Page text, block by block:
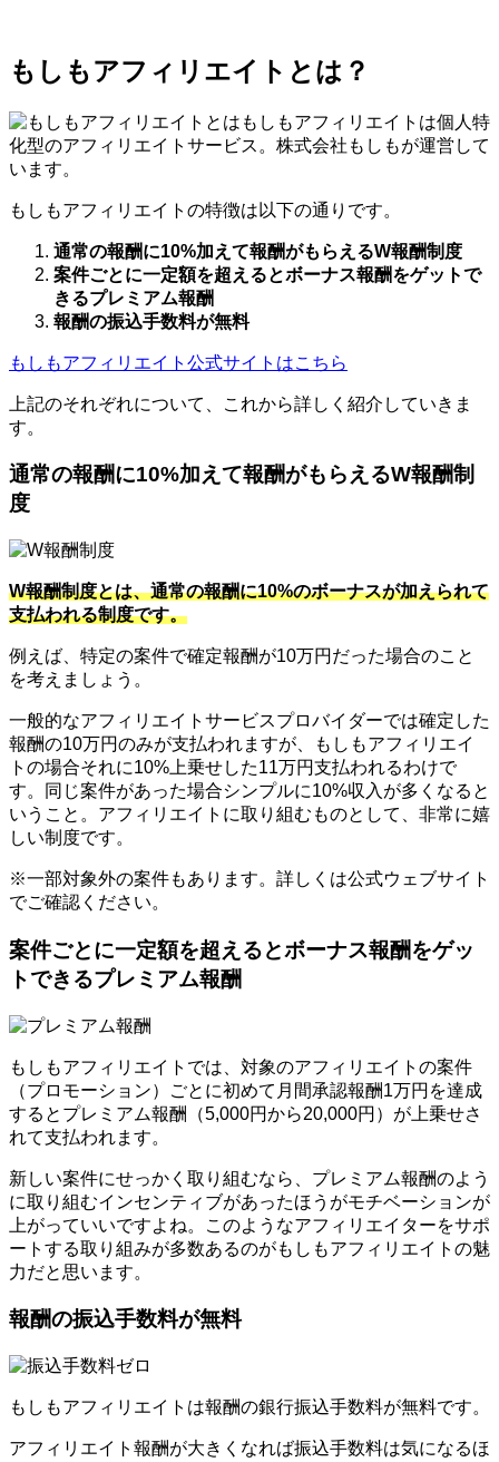
もしもアフィリエイトとは？
もしもアフィリエイトは個人特
化型のアフィリエイトサービス。株式会社もしもが運営して
います。
もしもアフィリエイトの特徴は以下の通りです。
通常の報酬に10%加えて報酬がもらえるW報酬制度
案件ごとに一定額を超えるとボーナス報酬をゲットで
きるプレミアム報酬
報酬の振込手数料が無料
もしもアフィリエイト公式サイトはこちら
上記のそれぞれについて、これから詳しく紹介していきま
す。
通常の報酬に10%加えて報酬がもらえるW報酬制
度
W報酬制度とは、通常の報酬に10%のボーナスが加えられて
支払われる制度です。
例えば、特定の案件で確定報酬が10万円だった場合のこと
を考えましょう。
一般的なアフィリエイトサービスプロバイダーでは確定した
報酬の10万円のみが支払われますが、もしもアフィリエイ
トの場合それに10%上乗せした11万円支払われるわけで
す。同じ案件があった場合シンプルに10%収入が多くなると
いうこと。アフィリエイトに取り組むものとして、非常に嬉
しい制度です。
※一部対象外の案件もあります。詳しくは公式ウェブサイト
でご確認ください。
案件ごとに一定額を超えるとボーナス報酬をゲッ
トできるプレミアム報酬
もしもアフィリエイトでは、対象のアフィリエイトの案件
（プロモーション）ごとに初めて月間承認報酬1万円を達成
するとプレミアム報酬（5,000円から20,000円）が上乗せさ
れて支払われます。
新しい案件にせっかく取り組むなら、プレミアム報酬のよう
に取り組むインセンティブがあったほうがモチベーションが
上がっていいですよね。このようなアフィリエイターをサポ
ートする取り組みが多数あるのがもしもアフィリエイトの魅
力だと思います。
報酬の振込手数料が無料
もしもアフィリエイトは報酬の銀行振込手数料が無料です。
アフィリエイト報酬が大きくなれば振込手数料は気になるほ